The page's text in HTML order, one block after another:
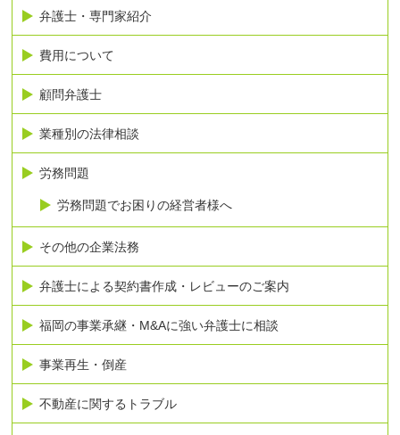
弁護士・専門家紹介
費用について
顧問弁護士
業種別の法律相談
労務問題
労務問題でお困りの経営者様へ
その他の企業法務
弁護士による契約書作成・レビューのご案内
福岡の事業承継・M&Aに強い弁護士に相談
事業再生・倒産
不動産に関するトラブル